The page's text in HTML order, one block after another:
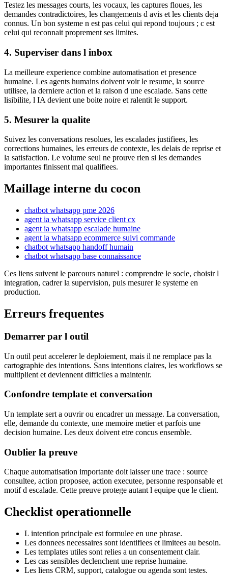
Testez les messages courts, les vocaux, les captures floues, les
demandes contradictoires, les changements d avis et les clients deja
connus. Un bon systeme n est pas celui qui repond toujours ; c est
celui qui reconnait proprement ses limites.
4. Superviser dans l inbox
La meilleure experience combine automatisation et presence
humaine. Les agents humains doivent voir le resume, la source
utilisee, la derniere action et la raison d une escalade. Sans cette
lisibilite, l IA devient une boite noire et ralentit le support.
5. Mesurer la qualite
Suivez les conversations resolues, les escalades justifiees, les
corrections humaines, les erreurs de contexte, les delais de reprise et
la satisfaction. Le volume seul ne prouve rien si les demandes
importantes finissent mal qualifiees.
Maillage interne du cocon
chatbot whatsapp pme 2026
agent ia whatsapp service client cx
agent ia whatsapp escalade humaine
agent ia whatsapp ecommerce suivi commande
chatbot whatsapp handoff humain
chatbot whatsapp base connaissance
Ces liens suivent le parcours naturel : comprendre le socle, choisir l
integration, cadrer la supervision, puis mesurer le systeme en
production.
Erreurs frequentes
Demarrer par l outil
Un outil peut accelerer le deploiement, mais il ne remplace pas la
cartographie des intentions. Sans intentions claires, les workflows se
multiplient et deviennent difficiles a maintenir.
Confondre template et conversation
Un template sert a ouvrir ou encadrer un message. La conversation,
elle, demande du contexte, une memoire metier et parfois une
decision humaine. Les deux doivent etre concus ensemble.
Oublier la preuve
Chaque automatisation importante doit laisser une trace : source
consultee, action proposee, action executee, personne responsable et
motif d escalade. Cette preuve protege autant l equipe que le client.
Checklist operationnelle
L intention principale est formulee en une phrase.
Les donnees necessaires sont identifiees et limitees au besoin.
Les templates utiles sont relies a un consentement clair.
Les cas sensibles declenchent une reprise humaine.
Les liens CRM, support, catalogue ou agenda sont testes.